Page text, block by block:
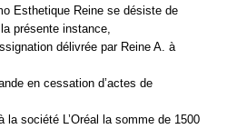
Esthetique Reine se désiste de
présente instance,
délivrée par Reine A. à
en cessation d’actes de
la société L’Oréal la somme de 1500